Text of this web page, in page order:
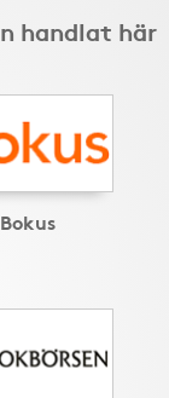
handlat här
Bokus